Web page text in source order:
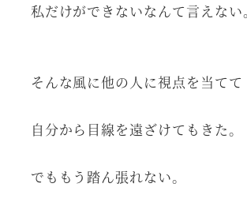
私だけができないなんて言えない。
そんな風に他の人に視点を当てて
自分から目線を遠ざけてもきた。
でももう踏ん張れない。